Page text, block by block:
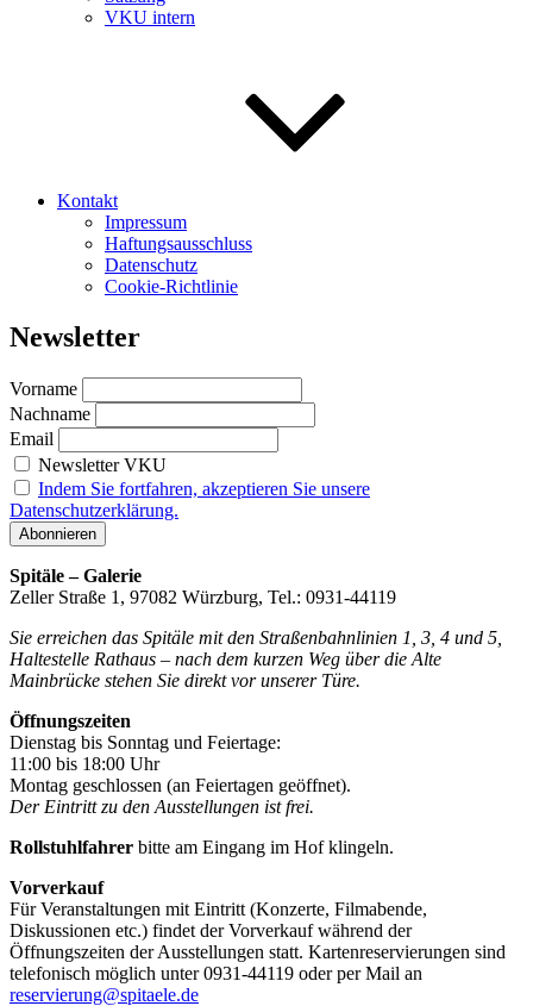
VKU intern
Kontakt
Impressum
Haftungsausschluss
Datenschutz
Cookie-Richtlinie
Newsletter
Vorname
Nachname
Email
Newsletter VKU
Indem Sie fortfahren, akzeptieren Sie unsere
Datenschutzerklärung.
Spitäle – Galerie
Zeller Straße 1, 97082 Würzburg, Tel.: 0931-44119
Sie erreichen das Spitäle mit den Straßenbahnlinien 1, 3, 4 und 5,
Haltestelle Rathaus – nach dem kurzen Weg über die Alte
Mainbrücke stehen Sie direkt vor unserer Türe.
Öffnungszeiten
Dienstag bis Sonntag und Feiertage:
11:00 bis 18:00 Uhr
Montag geschlossen (an Feiertagen geöffnet).
Der Eintritt zu den Ausstellungen ist frei.
Rollstuhlfahrer bitte am Eingang im Hof klingeln.
Vorverkauf
Für Veranstaltungen mit Eintritt (Konzerte, Filmabende,
Diskussionen etc.) findet der Vorverkauf während der
Öffnungszeiten der Ausstellungen statt. Kartenreservierungen sind
telefonisch möglich unter 0931-44119 oder per Mail an
reservierung@spitaele.de